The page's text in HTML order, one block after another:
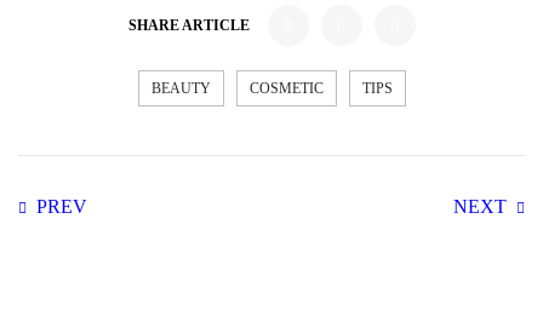
SHARE ARTICLE
BEAUTY COSMETIC TIPS
PREV NEXT